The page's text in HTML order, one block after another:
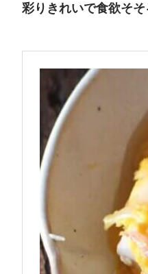
彩りきれいで食欲そ